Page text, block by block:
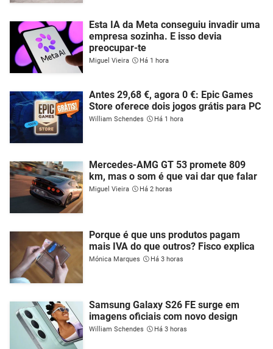
Esta IA da Meta conseguiu invadir uma
empresa sozinha. E isso devia
preocupar-te
Miguel Vieira Há 1 hora
Antes 29,68 €, agora 0 €: Epic Games
Store oferece dois jogos grátis para PC
William Schendes Há 1 hora
Mercedes-AMG GT 53 promete 809
km, mas o som é que vai dar que falar
Miguel Vieira Há 2 horas
Porque é que uns produtos pagam
mais IVA do que outros? Fisco explica
Mónica Marques Há 3 horas
Samsung Galaxy S26 FE surge em
imagens oficiais com novo design
William Schendes Há 3 horas